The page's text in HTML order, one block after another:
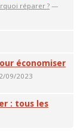
réparer ? —
économiser
09/2023
: tous les